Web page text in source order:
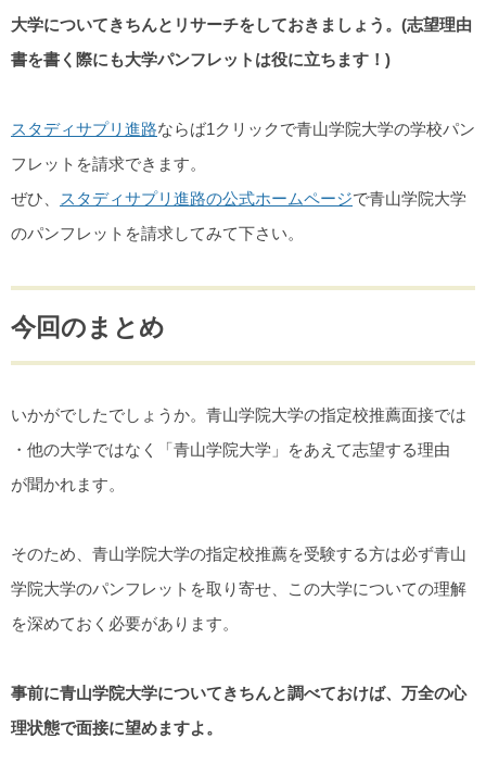
大学についてきちんとリサーチをしておきましょう。(志望理由
書を書く際にも大学パンフレットは役に立ちます！)
スタディサプリ進路ならば1クリックで青山学院大学の学校パン
フレットを請求できます。
ぜひ、
スタディサプリ進路の公式ホームページで青山学院大学
のパンフレットを請求してみて下さい。
今回のまとめ
いかがでしたでしょうか。青山学院大学の指定校推薦面接では
・他の大学ではなく「青山学院大学」をあえて志望する理由
が聞かれます。
そのため、青山学院大学の指定校推薦を受験する方は必ず青山
学院大学のパンフレットを取り寄せ、この大学についての理解
を深めておく必要があります。
事前に青山学院大学についてきちんと調べておけば、万全の心
理状態で面接に望めますよ。